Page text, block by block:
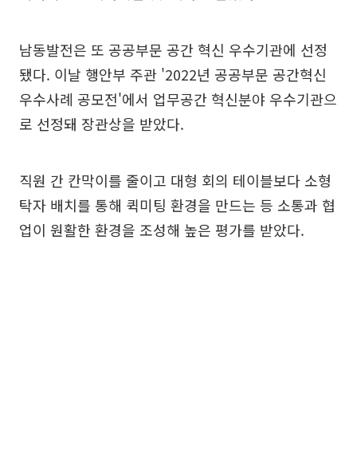
남동발전은 또 공공부문 공간 혁신 우수기관에 선정
됐다. 이날 행안부 주관 '2022년 공공부문 공간혁신
우수사례 공모전'에서 업무공간 혁신분야 우수기관으
로 선정돼 장관상을 받았다.
직원 간 칸막이를 줄이고 대형 회의 테이블보다 소형
탁자 배치를 통해 퀵미팅 환경을 만드는 등 소통과 협
업이 원활한 환경을 조성해 높은 평가를 받았다.